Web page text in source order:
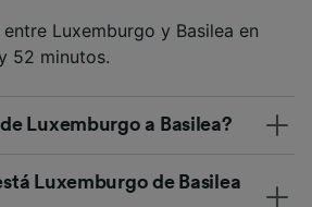
Luxemburgo y Basilea en
52 minutos.
Luxemburgo a Basilea?
Luxemburgo de Basilea